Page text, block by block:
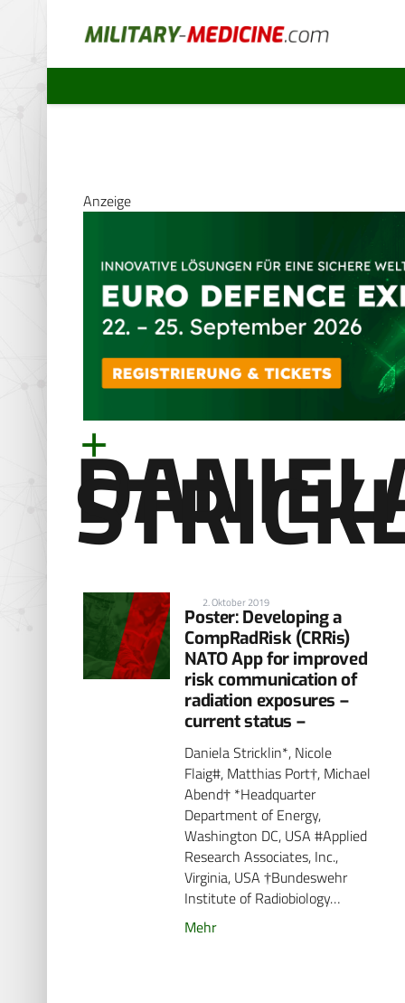
Anzeige
2. Oktober 2019
Poster: Developing a
CompRadRisk (CRRis)
NATO App for improved
risk communication of
radiation exposures –
current status –
Daniela Stricklin*, Nicole
Flaig#, Matthias Port†, Michael
Abend† *Headquarter
Department of Energy,
Washington DC, USA #Applied
Research Associates, Inc.,
Virginia, USA †Bundeswehr
Institute of Radiobiology…
Mehr